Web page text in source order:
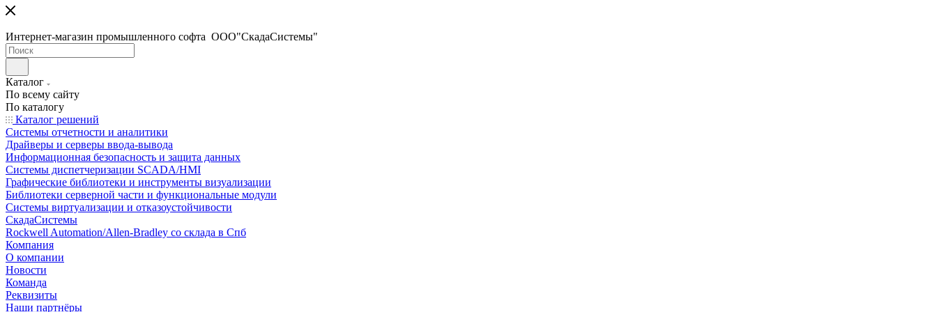
Интернет-магазин промышленного софта ООО"СкадаСистемы"
Каталог
По всему сайту
По каталогу
Каталог решений
Системы отчетности и аналитики
Драйверы и серверы ввода-вывода
Информационная безопасность и защита данных
Системы диспетчеризации SCADA/HMI
Графические библиотеки и инструменты визуализации
Библиотеки серверной части и функциональные модули
Системы виртуализации и отказоустойчивости
СкадаСистемы
Rockwell Automation/Allen-Bradley со склада в Спб
Компания
О компании
Новости
Команда
Реквизиты
Наши партнёры